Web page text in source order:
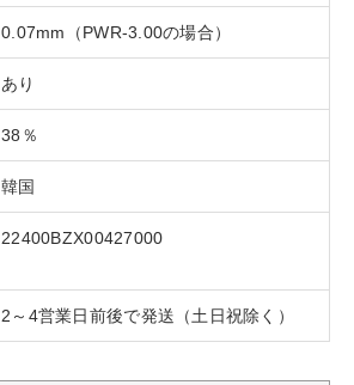
0.07mm（PWR-3.00の場合）
あり
38％
韓国
22400BZX00427000
2～4営業日前後で発送（土日祝除く）